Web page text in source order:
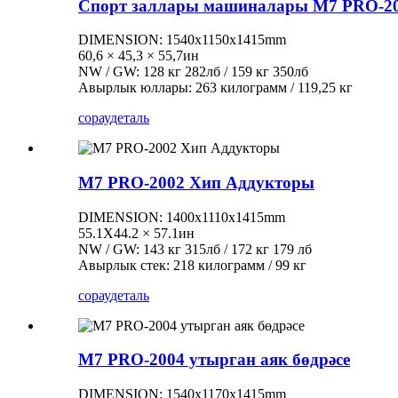
Спорт заллары машиналары M7 PRO-
DIMENSION: 1540x1150x1415mm
60,6 × 45,3 × 55,7ин
NW / GW: 128 кг 282лб / 159 кг 350лб
Авырлык юллары: 263 килограмм / 119,25 кг
сораудеталь
M7 PRO-2002 Хип Аддукторы
DIMENSION: 1400x1110x1415mm
55.1X44.2 × 57.1ин
NW / GW: 143 кг 315лб / 172 кг 179 лб
Авырлык стек: 218 килограмм / 99 кг
сораудеталь
M7 PRO-2004 утырган аяк бөдрәсе
DIMENSION: 1540x1170x1415mm